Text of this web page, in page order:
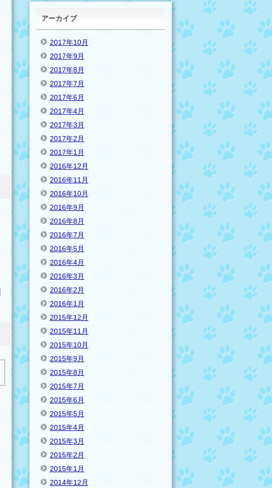
アーカイブ
2017年10月
2017年9月
2017年8月
2017年7月
2017年6月
2017年4月
2017年3月
2017年2月
2017年1月
2016年12月
2016年11月
2016年10月
2016年9月
2016年8月
2016年7月
2016年5月
2016年4月
2016年3月
2016年2月
2016年1月
2015年12月
2015年11月
2015年10月
2015年9月
2015年8月
2015年7月
2015年6月
2015年5月
2015年4月
2015年3月
2015年2月
2015年1月
2014年12月